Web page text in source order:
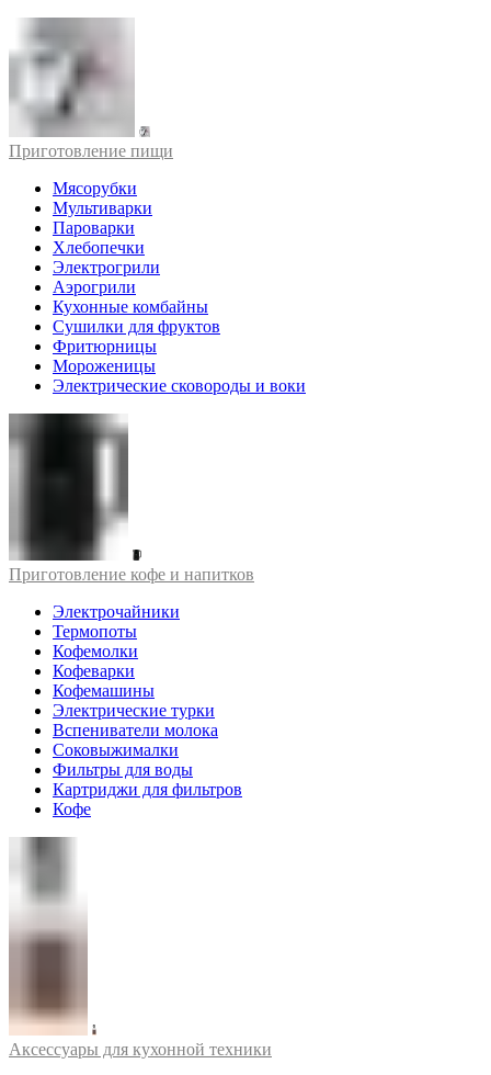
Приготовление пищи
Мясорубки
Мультиварки
Пароварки
Хлебопечки
Электрогрили
Аэрогрили
Кухонные комбайны
Сушилки для фруктов
Фритюрницы
Мороженицы
Электрические сковороды и воки
Приготовление кофе и напитков
Электрочайники
Термопоты
Кофемолки
Кофеварки
Кофемашины
Электрические турки
Вспениватели молока
Соковыжималки
Фильтры для воды
Картриджи для фильтров
Кофе
Аксессуары для кухонной техники